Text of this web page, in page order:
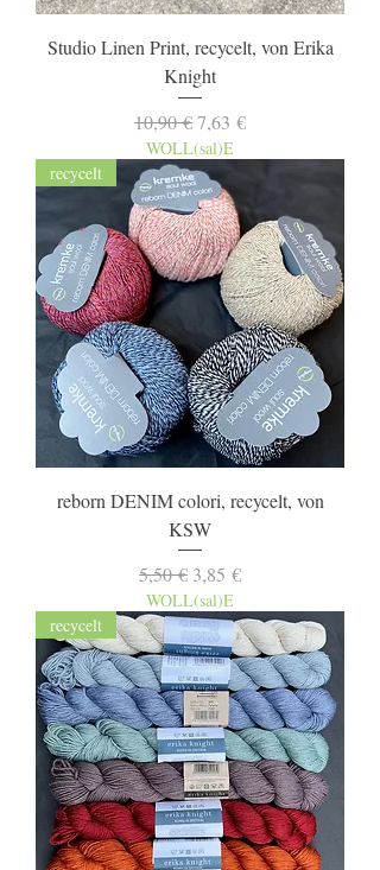
Studio Linen Print, recycelt, von Erika
Knight
Standardpreis
10,90 €Sale-Preis
7,63 €
WOLL(sal)E
recycelt
reborn DENIM colori, recycelt, von
KSW
Standardpreis
5,50 € Sale-Preis
3,85 €
WOLL(sal)E
recycelt